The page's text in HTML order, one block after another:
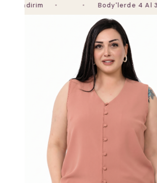
Body'lerde 4 Al 3 Öde